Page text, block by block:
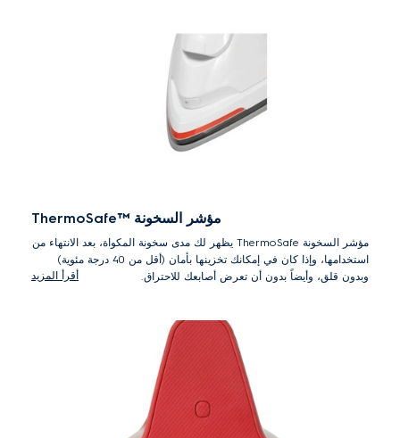
مؤشر السخونة ™ThermoSafe
مؤشر السخونة ThermoSafe يظهر لك مدى سخونة المكواة، بعد الانتهاء من
استخدامها، وإذا كان في إمكانك تخزينها بأمان (أقل من 40 درجة مئوية)
وبدون قلق، وأيضاً بدون أن تعرض أصابعك للاحتراق.
أقرأ المزيد